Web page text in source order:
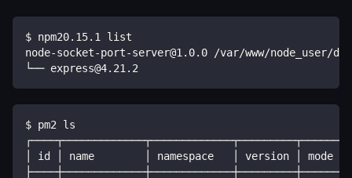
$ npm20.15.1 list
node-socket-port-server@1.0.0 /var/www/node_user/
└── express@4.21.2
$ pm2 ls
│ id │ name        │ namespace   │ version │